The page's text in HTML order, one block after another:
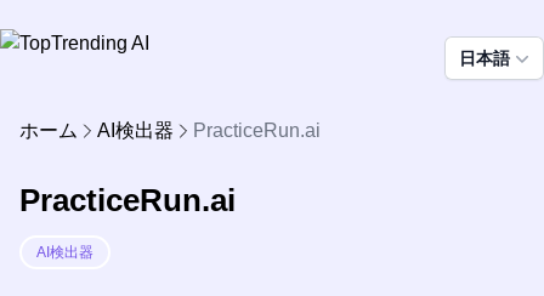
日本語
ホーム AI検出器 PracticeRun.ai
PracticeRun.ai
AI検出器